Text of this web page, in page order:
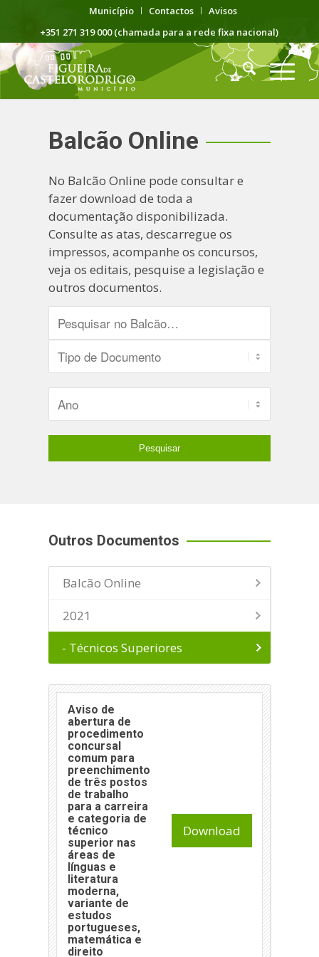
Município Contactos
Avisos
+351 271 319 000 (chamada para a rede fixa nacional)
Balcão Online
No Balcão Online pode consultar e
fazer download de toda a
documentação disponibilizada.
Consulte as atas, descarregue os
impressos, acompanhe os concursos,
veja os editais, pesquise a legislação e
outros documentos.
Outros Documentos
Balcão Online
2021
- Técnicos Superiores
Aviso de
abertura de
procedimento
concursal
comum para
preenchimento
de três postos
de trabalho
para a carreira
e categoria de
técnico
superior nas
áreas de
línguas e
literatura
moderna,
variante de
estudos
portugueses,
matemática e
direito
Download